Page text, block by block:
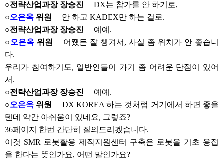
○전략산업과장 장승진
DX는 참가를 안 하기로,
○오은옥 위원
안 하고 KADEX만 하는 걸로.
○전략산업과장 장승진
예예.
○오은옥 위원
어쨌든 잘 챙겨서, 사실 좀 위치가 안 좋습니
다.
우리가 참여하기도, 일반인들이 가기 좀 어려운 단점이 있어
서.
○전략산업과장 장승진
예예.
○오은옥 위원
DX KOREA 하는 것처럼 거기에서 하면 좋을
텐데 약간 아쉬움이 있네요, 그렇죠?
36페이지 한번 간단히 질의드리겠습니다.
이것 SMR 로봇활용 제작지원센터 구축은 로봇을 기초 용접
을 한다는 뜻인가요, 어떤 말인가요?